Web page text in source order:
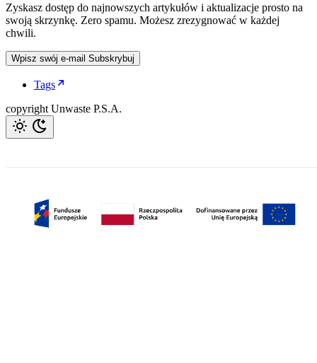
Zyskasz dostęp do najnowszych artykułów i aktualizacje prosto na
swoją skrzynkę. Zero spamu. Możesz zrezygnować w każdej
chwili.
Wpisz swój e-mail Subskrybuj
Tags
copyright Unwaste P.S.A.